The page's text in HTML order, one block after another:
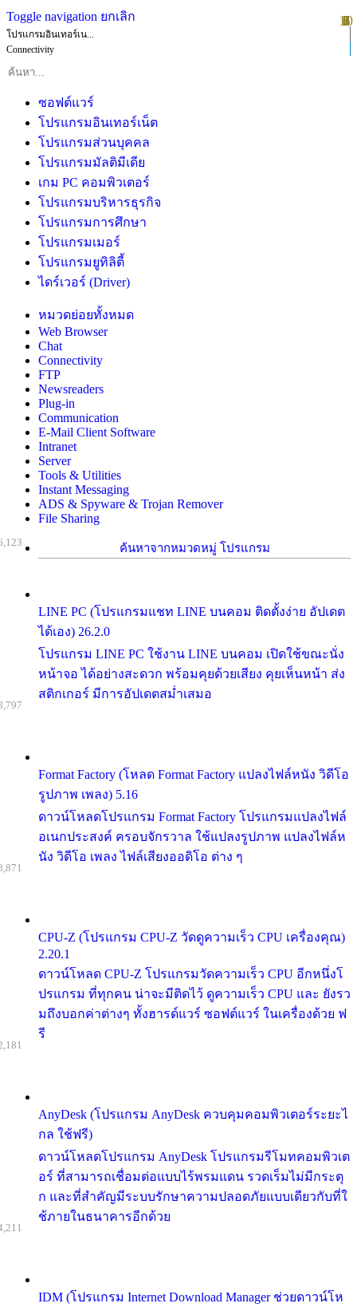
Toggle navigation ยกเลิก
โปรแกรมอินเทอร์เน...
Connectivity
ซอฟต์แวร์
โปรแกรมอินเทอร์เน็ต
โปรแกรมส่วนบุคคล
โปรแกรมมัลติมีเดีย
เกม PC คอมพิวเตอร์
โปรแกรมบริหารธุรกิจ
โปรแกรมการศึกษา
โปรแกรมเมอร์
โปรแกรมยูทิลิตี้
ไดร์เวอร์ (Driver)
หมวดย่อยทั้งหมด
Web Browser
Chat
Connectivity
FTP
Newsreaders
Plug-in
Communication
E-Mail Client Software
Intranet
Server
Tools & Utilities
Instant Messaging
ADS & Spyware & Trojan Remover
File Sharing
ค้นหาจากหมวดหมู่ โปรแกรม
LINE PC (โปรแกรมแชท LINE บนคอม ติดตั้งง่าย อัปเดต
ได้เอง) 26.2.0
โปรแกรม LINE PC ใช้งาน LINE บนคอม เปิดใช้ขณะนั่ง
หน้าจอ ได้อย่างสะดวก พร้อมคุยด้วยเสียง คุยเห็นหน้า ส่ง
สติกเกอร์ มีการอัปเดตสม่ำเสมอ
Format Factory (โหลด Format Factory แปลงไฟล์หนัง วิดีโอ
รูปภาพ เพลง) 5.16
ดาวน์โหลดโปรแกรม Format Factory โปรแกรมแปลงไฟล์
อเนกประสงค์ ครอบจักรวาล ใช้แปลงรูปภาพ แปลงไฟล์ห
นัง วิดีโอ เพลง ไฟล์เสียงออดิโอ ต่าง ๆ
CPU-Z (โปรแกรม CPU-Z วัดดูความเร็ว CPU เครื่องคุณ)
2.20.1
ดาวน์โหลด CPU-Z โปรแกรมวัดความเร็ว CPU อีกหนึ่งโ
ปรแกรม ที่ทุกคน น่าจะมีติดไว้ ดูความเร็ว CPU และ ยังรว
มถึงบอกค่าต่างๆ ทั้งฮารด์แวร์ ซอฟต์แวร์ ในเครื่องด้วย ฟ
รี
AnyDesk (โปรแกรม AnyDesk ควบคุมคอมพิวเตอร์ระยะไ
กล ใช้ฟรี)
ดาวน์โหลดโปรแกรม AnyDesk โปรแกรมรีโมทคอมพิวเต
อร์ ที่สามารถเชื่อมต่อแบบไร้พรมแดน รวดเร็มไม่มีกระตุ
ก และที่สำคัญมีระบบรักษาความปลอดภัยแบบเดียวกับที่ใ
ช้ภายในธนาคารอีกด้วย
IDM (โปรแกรม Internet Download Manager ช่วยดาวน์โห
1
2
3
4
5
6
7
8
9
10